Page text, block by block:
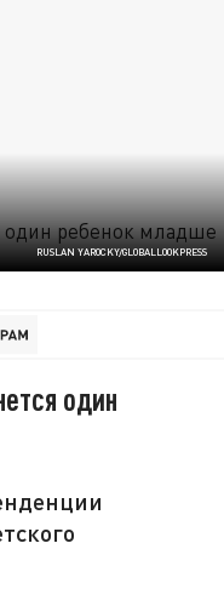
RUSLAN YAROCKY/GLOBALLOOKPRESS
один